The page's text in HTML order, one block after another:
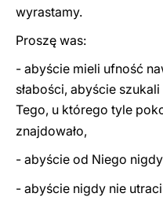
wyrastamy.
Proszę was:
- abyście mieli ufność
słabości, abyście
Tego, u którego tyle
znajdowało,
- abyście od Niego
- abyście nigdy nie